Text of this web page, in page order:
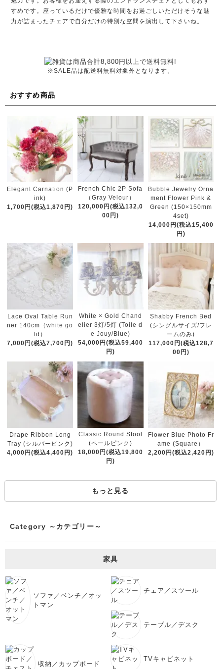
すめです。座っているだけで優雅な時間をお過ごしいただけそうな魅
力が詰まったチェアで自分だけの特別な空間を演出して下さいね。
※SALE品は配送料無料対象外となります。
おすすめ商品
Elegant Carnation (P
ink)
1,700円(税込1,870円)
French Chic 2P Sofa
（Gray Velour）
120,000円(税込132,0
00円)
Bubble Jewelry Orna
ment Flower Pink &
Green (150×150mm
4set)
14,000円(税込15,400
円)
Lace Oval Table Run
ner 140cm（white go
ld）
7,000円(税込7,700円)
White × Gold Chand
elier 3灯/5灯 (Toile d
e Jouy/Blue)
54,000円(税込59,400
円)
Shabby French Bed
(シングルサイズ/フレ
ームのみ)
117,000円(税込128,7
00円)
Drape Ribbon Long
Tray (シルバーピンク)
4,000円(税込4,400円)
Classic Round Stool
(ペールピンク)
18,000円(税込19,800
円)
Flower Blue Photo Fr
ame (Square）
2,200円(税込2,420円)
もっと見る
Category ～カテゴリー～
家具
ソファ／ベンチ／オッ
トマン
チェア／スツール
テーブル／デスク
収納／カップボード
TVキャビネット